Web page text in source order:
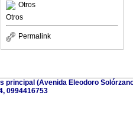
Otros
Otros
Permalink
principal (Avenida Eleodoro
0994416753